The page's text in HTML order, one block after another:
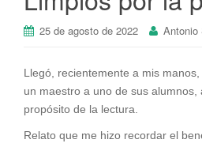
25 de agosto de 2022 Antonio
Llegó, recientemente a mis
un maestro a uno de sus
propósito de la lectura.
Relato que me hizo recordar el